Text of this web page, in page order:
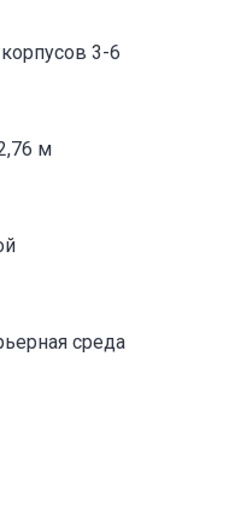
3-6
м
среда